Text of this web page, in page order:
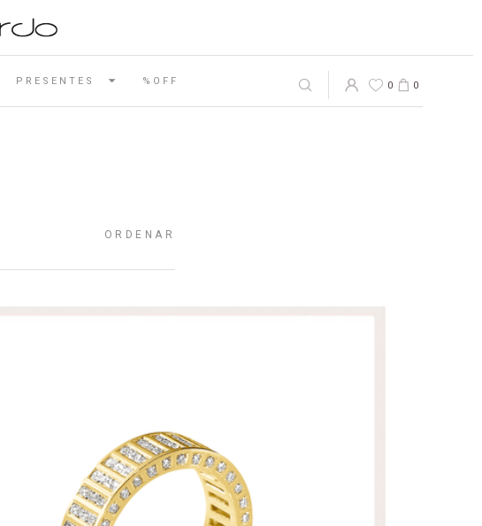
PRESENTES %OFF 0 0
ORDENAR